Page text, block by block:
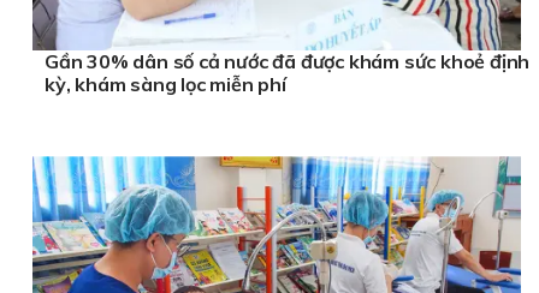
Gần 30% dân số cả nước đã được khám sức khoẻ định
kỳ, khám sàng lọc miễn phí